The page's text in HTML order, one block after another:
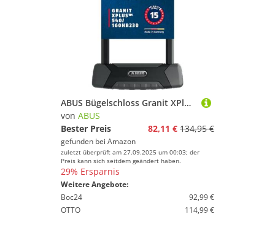
ABUS Bügelschloss Granit XPlus 540 + USH-Halterung - Fahrradschloss mit 13 mm starkem Bügel und XPlus Zylinder - ABUS-Sicherheitslevel 15-230 mm Bügelhöhe
von ABUS
Bester Preis
82,11 € 134,95 €
gefunden bei Amazon
zuletzt überprüft am 27.09.2025 um 00:03; der
Preis kann sich seitdem geändert haben.
29% Ersparnis
Weitere Angebote:
Boc24
92,99 €
OTTO
114,99 €